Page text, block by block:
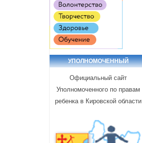
УПОЛНОМОЧЕННЫЙ
Официальный сайт
Уполномоченного по правам
ребенка в Кировской области